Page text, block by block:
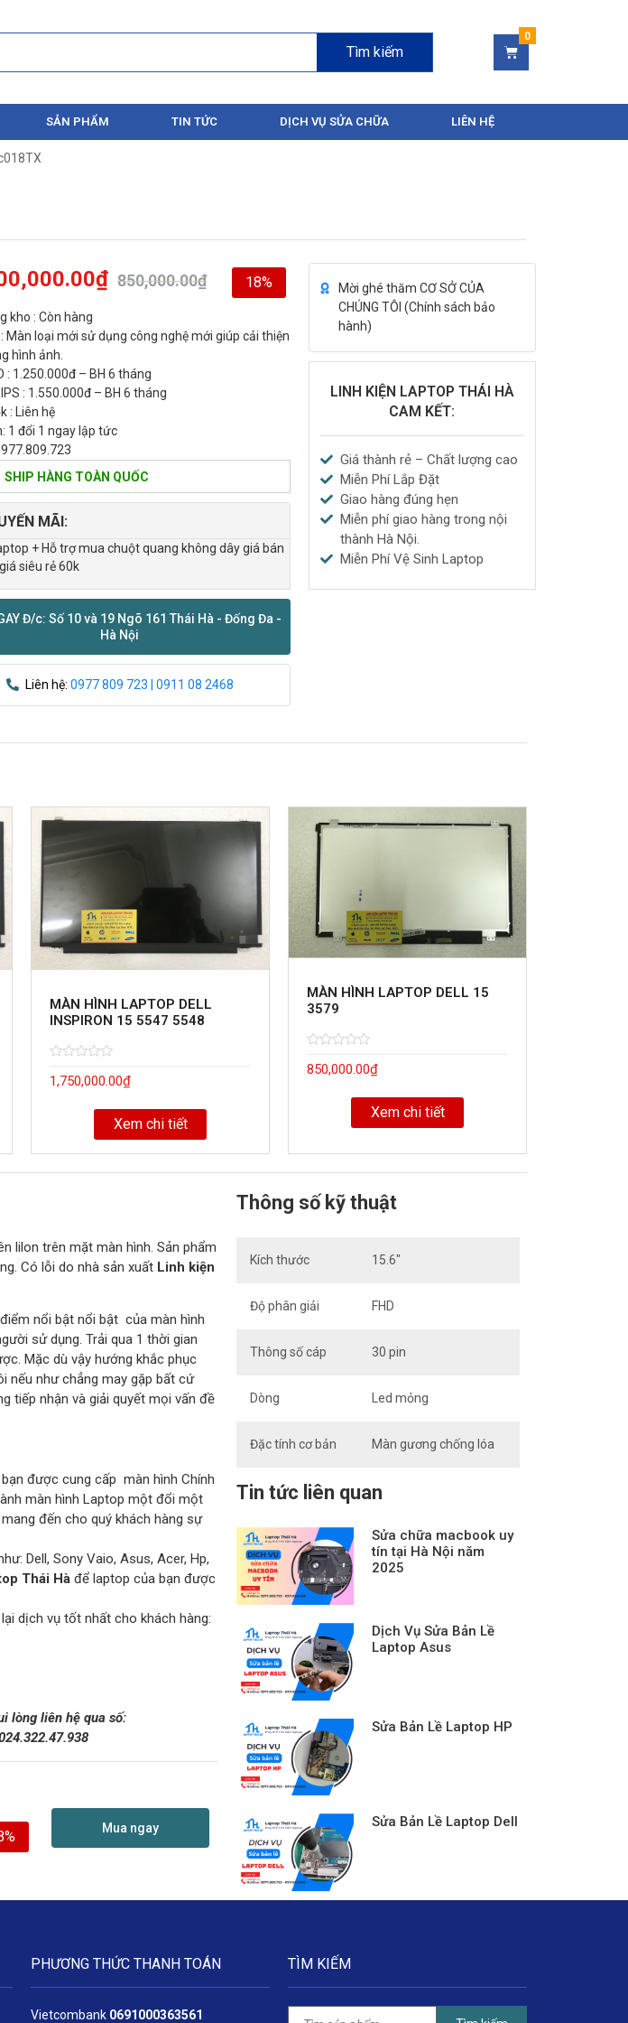
Tìm kiếm
SẢN PHẨM TIN TỨC DỊCH VỤ SỬA CHỮA LIÊN HỆ
850,000.00₫
₫ 18%
kho : Còn hàng
Màn loại mới sử dụng công nghệ mới giúp cải thiện
hình ảnh.
: 1.250.000đ – BH 6 tháng
: 1.550.000đ – BH 6 tháng
Liên hệ
1 đổi 1 ngay lập tức
SHIP HÀNG TOÀN QUỐC
MÃI:
+ Hỗ trợ mua chuột quang không dây giá bán
siêu rẻ 60k
Đ/c: Số 10 và 19 Ngõ 161 Thái Hà - Đống Đa -
Hà Nội
Liên hệ:0977 809 723 | 0911 08 2468
Mời ghé thăm CƠ SỞ CỦA
CHÚNG TÔI (Chính sách bảo
hành)
LINH KIỆN LAPTOP THÁI HÀ
CAM KẾT:
Giá thành rẻ – Chất lượng cao
Miễn Phí Lắp Đặt
Giao hàng đúng hẹn
Miễn phí giao hàng trong nội
thành Hà Nội.
Miễn Phí Vệ Sinh Laptop
MÀN HÌNH LAPTOP DELL
INSPIRON 15 5547 5548
01,750,000.00₫
Xem chi tiết
MÀN HÌNH LAPTOP DELL 15
3579
0
850,000.00₫
Xem chi tiết
lilon trên mặt màn hình. Sản phẩm
Có lỗi do nhà sản xuất Linh kiện
nổi bật nổi bật của màn hình
sử dụng. Trải qua 1 thời gian
Mặc dù vậy hướng khắc phục
nếu như chẳng may gặp bất cứ
tiếp nhận và giải quyết mọi vấn đề
được cung cấp màn hình Chính
màn hình Laptop một đổi một
đến cho quý khách hàng sự
Dell, Sony Vaio, Asus, Acer, Hp,
Thái Hà để laptop của bạn được
dịch vụ tốt nhất cho khách hàng:
lòng liên hệ qua số:
Mua ngay
Thông số kỹ thuật
Kích thước 15.6″
Độ phân giải FHD
Thông số cáp 30 pin
Dòng Led mỏng
Đặc tính cơ bản Màn gương chống lóa
Tin tức liên quan
Sửa chữa macbook uy
tín tại Hà Nội năm
2025
Dịch Vụ Sửa Bản Lề
Laptop Asus
Sửa Bản Lề Laptop HP
Sửa Bản Lề Laptop Dell
PHƯƠNG THỨC THANH TOÁN
Vietcombank 0691000363561
TÌM KIẾM